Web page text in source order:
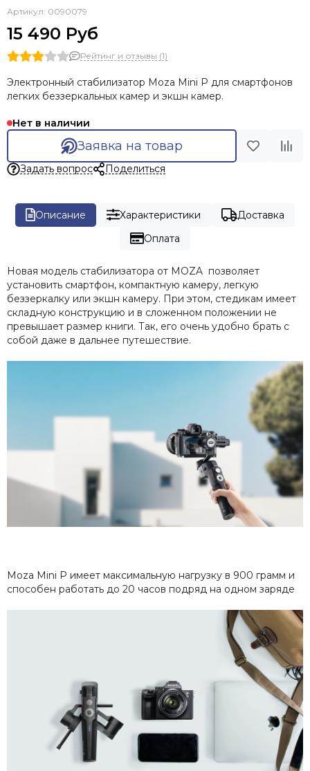
Артикул: 0090079
15 490 Руб
Рейтинг и отзывы (1)
Электронный стабилизатор Moza Mini P для смартфонов
легких беззеркальных камер и экшн камер.
Нет в наличии
Заявка на товар
Задать вопрос Поделиться
Описание Характеристики
Доставка
Оплата
Новая модель стабилизатора от MOZA позволяет
установить смартфон, компактную камеру, легкую
беззеркалку или экшн камеру. При этом, стедикам имеет
складную конструкцию и в сложенном положении не
превышает размер книги. Так, его очень удобно брать с
собой даже в дальнее путешествие.
Moza Mini P имеет максимальную нагрузку в 900 грамм и
способен работать до 20 часов подряд на одном заряде